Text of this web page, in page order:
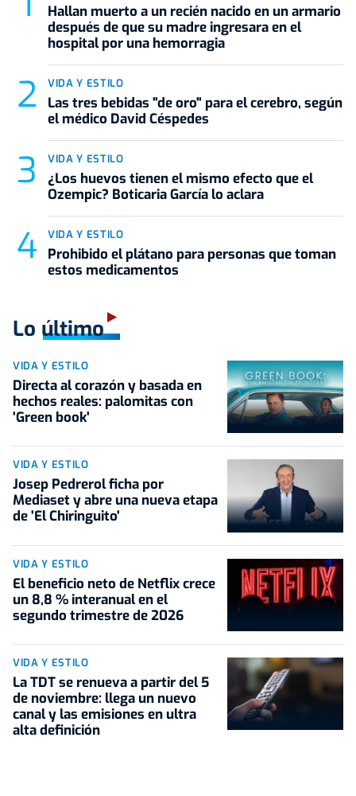
Hallan muerto a un recién nacido en un armario
después de que su madre ingresara en el
hospital por una hemorragia
VIDA Y ESTILO
Las tres bebidas "de oro" para el cerebro, según
el médico David Céspedes
VIDA Y ESTILO
¿Los huevos tienen el mismo efecto que el
Ozempic? Boticaria García lo aclara
VIDA Y ESTILO
Prohibido el plátano para personas que toman
estos medicamentos
Lo último
VIDA Y ESTILO
Directa al corazón y basada en
hechos reales: palomitas con
'Green book'
VIDA Y ESTILO
Josep Pedrerol ficha por
Mediaset y abre una nueva etapa
de 'El Chiringuito'
VIDA Y ESTILO
El beneficio neto de Netflix crece
un 8,8 % interanual en el
segundo trimestre de 2026
VIDA Y ESTILO
La TDT se renueva a partir del 5
de noviembre: llega un nuevo
canal y las emisiones en ultra
alta definición